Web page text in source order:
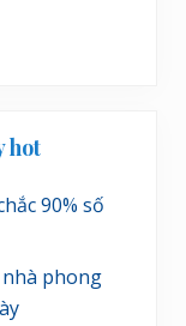
hot
90% số
nhà phong